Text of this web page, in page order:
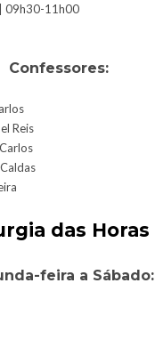
09h30-11h00
Confessores:
Reis
das Horas
feira a Sábado: